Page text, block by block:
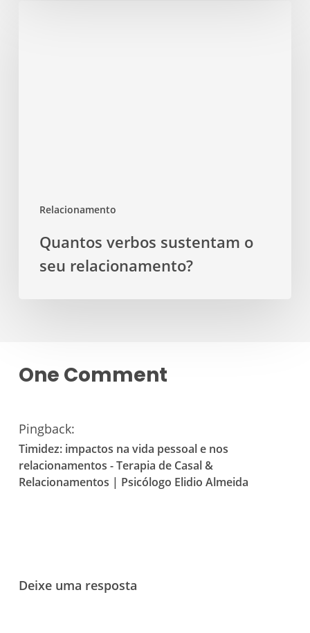
Relacionamento
Quantos verbos sustentam o
seu relacionamento?
One Comment
Pingback:
Timidez: impactos na vida pessoal e nos
relacionamentos - Terapia de Casal &
Relacionamentos | Psicólogo Elidio Almeida
Deixe uma resposta